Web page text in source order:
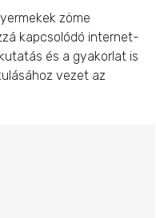
zöme
kapcsolódó internet-
és a gyakorlat is
vezet az